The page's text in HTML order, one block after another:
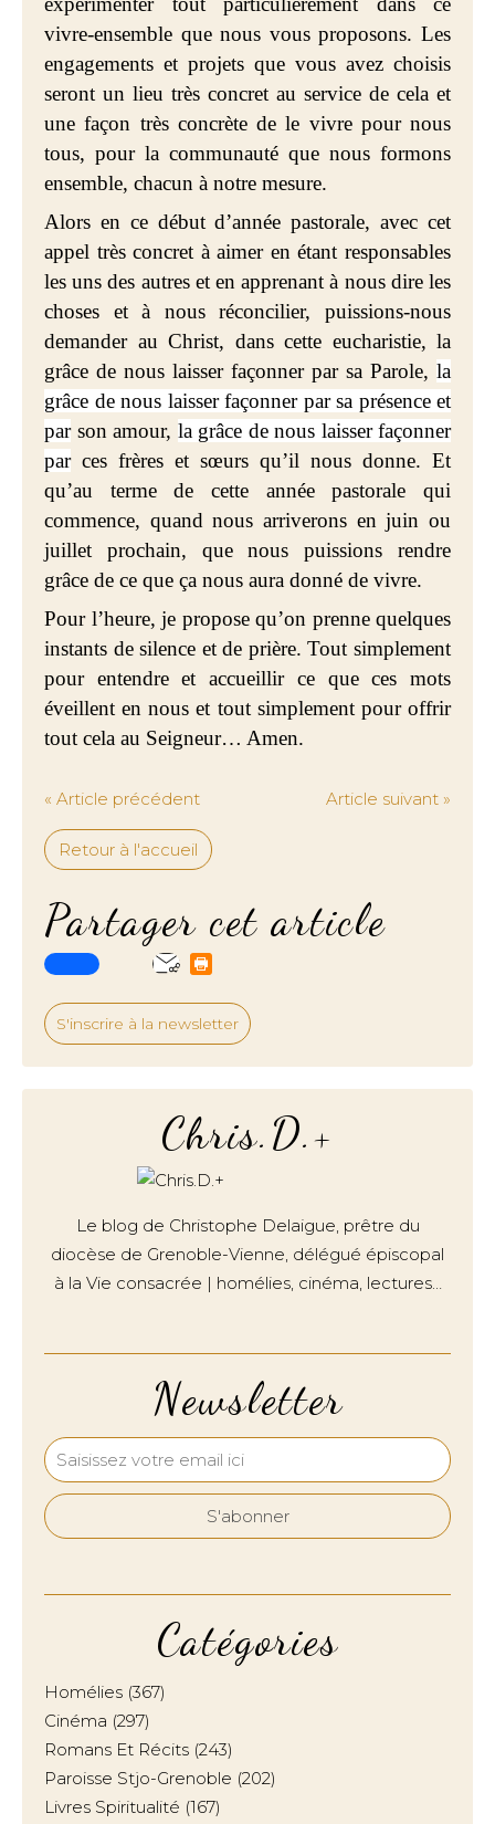
vivre-ensemble que nous vous proposons. Les
engagements et projets que vous avez choisis
seront un lieu très concret au service de cela et
une façon très concrète de le vivre pour nous
tous, pour la communauté que nous formons
ensemble, chacun à notre mesure.
Alors en ce début d’année pastorale, avec cet
appel très concret à aimer en étant responsables
les uns des autres et en apprenant à nous dire les
choses et à nous réconcilier, puissions-nous
demander au Christ, dans cette eucharistie, la
grâce de nous laisser façonner par sa Parole, la
grâce de nous laisser façonner par sa présence et
parson amour, la grâce de nous laisser façonner
parces frères et sœurs qu’il nous donne. Et
qu’au terme de cette année pastorale qui
commence, quand nous arriverons en juin ou
juillet prochain, que nous puissions rendre
grâce de ce que ça nous aura donné de vivre.
Pour l’heure, je propose qu’on prenne quelques
instants de silence et de prière. Tout simplement
pour entendre et accueillir ce que ces mots
éveillent en nous et tout simplement pour offrir
tout cela au Seigneur… Amen.
« Article précédent Article suivant »
Retour à l'accueil
Partager cet article
S'inscrire à la newsletter
Newsletter
Catégories
Homélies (367)
Cinéma (297)
Romans Et Récits (243)
Paroisse Stjo-Grenoble (202)
Livres Spiritualité (167)
Chris.D.+
Le blog de Christophe Delaigue, prêtre du
diocèse de Grenoble-Vienne, délégué épiscopal
à la Vie consacrée | homélies, cinéma, lectures…